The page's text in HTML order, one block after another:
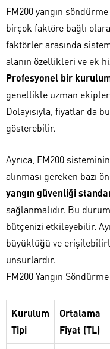
FM200 yangın
birçok faktöre bağlı
faktörler arasında
alanın özellikleri ve ek
Profesyonel bir
genellikle uzman
Dolayısıyla, fiyatlar da
gösterebilir.
Ayrıca, FM200
alınması gereken bazı
yangın güvenliği
sağlanmalıdır. Bu
bütçenizi etkileyebilir.
büyüklüğü ve
unsurlardır.
FM200 Yangın
Kurulum
Tipi
Ortalama
Fiyat (TL)